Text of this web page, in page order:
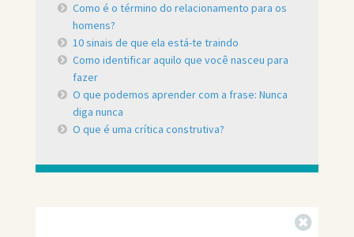
Como é o término do relacionamento para os
homens?
10 sinais de que ela está-te traindo
Como identificar aquilo que você nasceu para
fazer
O que podemos aprender com a frase: Nunca
diga nunca
O que é uma crítica construtiva?